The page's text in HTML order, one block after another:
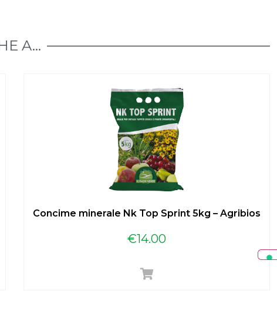
A...
Concime minerale Nk Top Sprint 5kg – Agribios
€14.00